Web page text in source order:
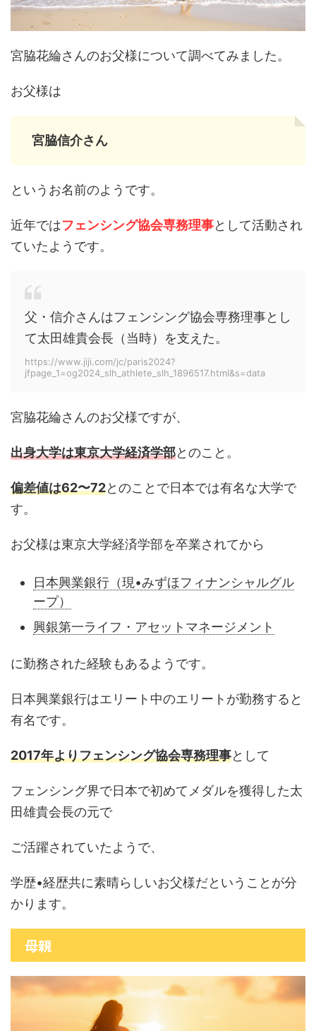
宮脇花綸さんのお父様について調べてみました。
お父様は
宮脇信介さん
というお名前のようです。
近年ではフェンシング協会専務理事として活動され
ていたようです。
父・信介さんはフェンシング協会専務理事とし
て太田雄貴会長（当時）を支えた。
https://www.jiji.com/jc/paris2024?
jfpage_1=og2024_slh_athlete_slh_1896517.html&s=data
宮脇花綸さんのお父様ですが、
出身大学は東京大学経済学部とのこと。
偏差値は62〜72とのことで日本では有名な大学で
す。
お父様は東京大学経済学部を卒業されてから
日本興業銀行（現•みずほフィナンシャルグル
ープ）
興銀第一ライフ・アセットマネージメント
に勤務された経験もあるようです。
日本興業銀行はエリート中のエリートが勤務すると
有名です。
2017年よりフェンシング協会専務理事として
フェンシング界で日本で初めてメダルを獲得した太
田雄貴会長の元で
ご活躍されていたようで、
学歴•経歴共に素晴らしいお父様だということが分
かります。
母親